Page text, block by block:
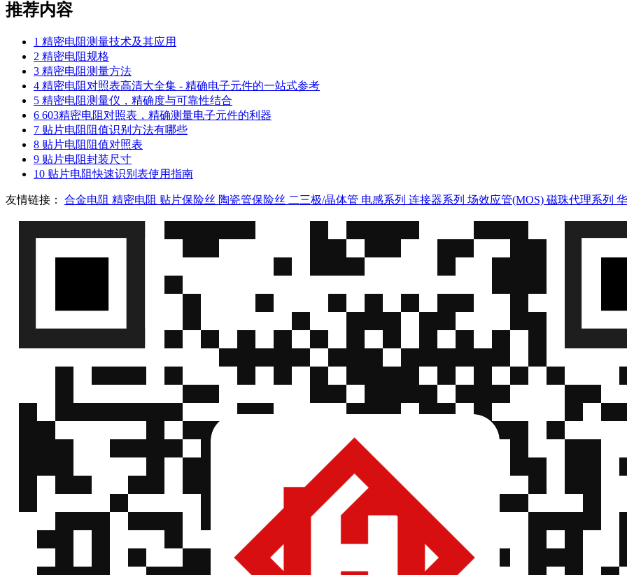
推荐内容
1 精密电阻测量技术及其应用
2 精密电阻规格
3 精密电阻测量方法
4 精密电阻对照表高清大全集 - 精确电子元件的一站式参考
5 精密电阻测量仪，精确度与可靠性结合
6 603精密电阻对照表，精确测量电子元件的利器
7 贴片电阻阻值识别方法有哪些
8 贴片电阻阻值对照表
9 贴片电阻封装尺寸
10 贴片电阻快速识别表使用指南
友情链接： 合金电阻 精密电阻 贴片保险丝 陶瓷管保险丝 二三极/晶体管 电感系列 连接器系列 场效应管(MOS) 磁珠代理系列